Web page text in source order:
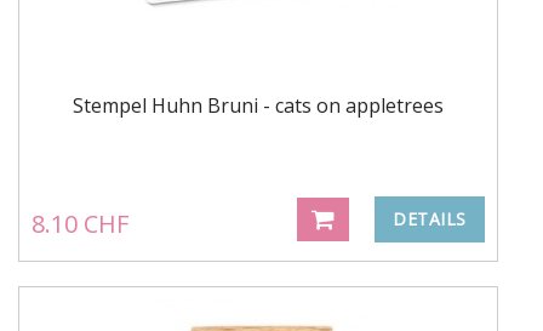
Stempel Huhn Bruni - cats on appletrees
8.10 CHF DETAILS